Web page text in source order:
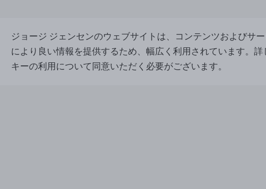
ジョージ ジェンセンのウェブサイトは、コンテンツおよびサ
により良い情報を提供するため、幅広く利用されています。詳
キーの利用について同意いただく必要がございます。